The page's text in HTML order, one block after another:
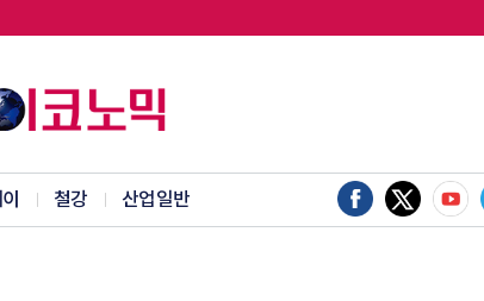
철강 산업일반